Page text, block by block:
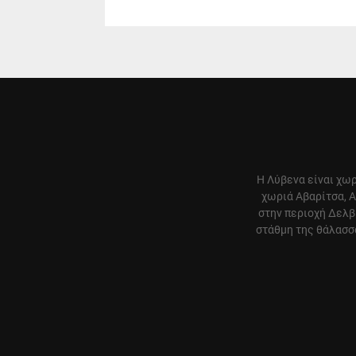
Η Λύβενα είναι
χωριά Αβαρίτσα,
στην περιοχή
στάθμη της